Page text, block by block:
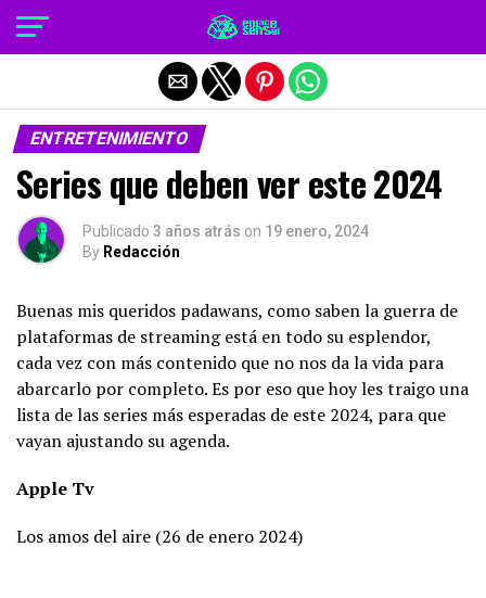
ENTRETENIMIENTO
Series que deben ver este 2024
Publicado 3 años atrás on 19 enero, 2024
By Redacción
Buenas mis queridos padawans, como saben la guerra de
plataformas de streaming está en todo su esplendor,
cada vez con más contenido que no nos da la vida para
abarcarlo por completo. Es por eso que hoy les traigo una
lista de las series más esperadas de este 2024, para que
vayan ajustando su agenda.
Apple Tv
Los amos del aire (26 de enero 2024)
Salir de la versión móvil